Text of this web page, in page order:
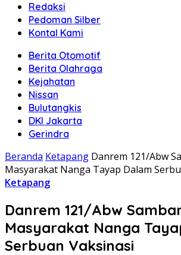
Redaksi
Pedoman Silber
Kontal Kami
Berita Otomotif
Berita Olahraga
Kejahatan
Nissan
Bulutangkis
DKI Jakarta
Gerindra
Beranda Ketapang Danrem 121/Abw
Masyarakat Nanga Tayap Dalam
Ketapang
Danrem 121/Abw
Masyarakat Nanga
Serbuan Vaksinasi